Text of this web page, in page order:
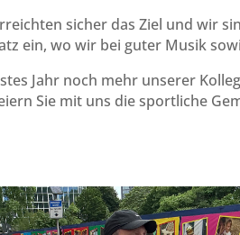
sicher das Ziel und wir
ein, wo wir bei guter Musik
Jahr noch mehr unserer
Sie mit uns die sportliche